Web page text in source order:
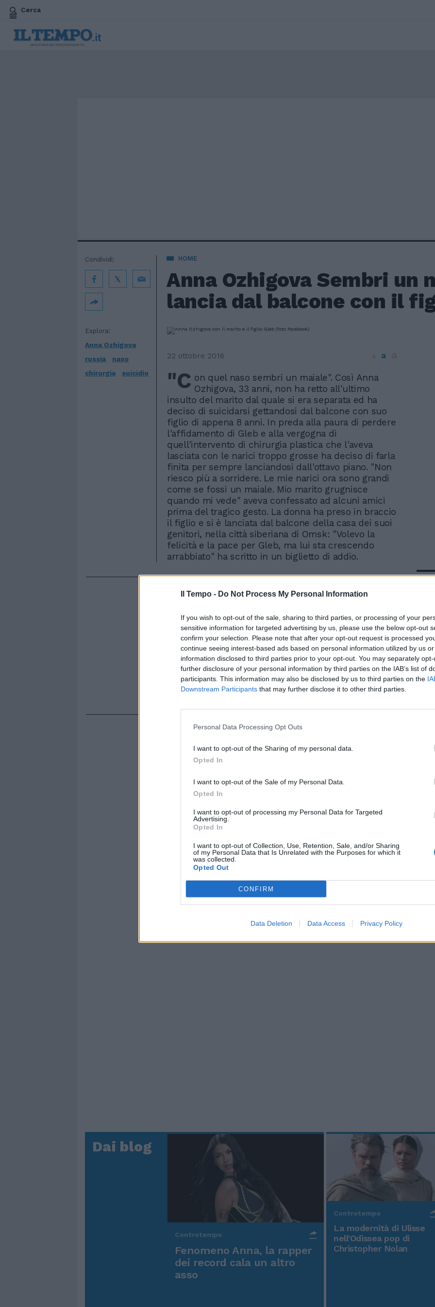
Il Tempo - Do Not Process My Personal Information
If you wish to opt-out of the sale, sharing to third parties, or processing of your
sensitive information for targeted advertising by us, please use the below opt-out
confirm your selection. Please note that after your opt-out request is processed
continue seeing interest-based ads based on personal information utilized by us
information disclosed to third parties prior to your opt-out. You may separately
further disclosure of your personal information by third parties on the IAB’s list of
participants. This information may also be disclosed by us to third parties on the
Downstream Participants that may further disclose it to other third parties.
Personal Data Processing Opt Outs
I want to opt-out of the Sharing of my personal data.
Opted In
I want to opt-out of the Sale of my Personal Data.
Opted In
I want to opt-out of processing my Personal Data for Targeted
Advertising.
Opted In
I want to opt-out of Collection, Use, Retention, Sale, and/or Sharing
of my Personal Data that Is Unrelated with the Purposes for which it
was collected.
Opted Out
CONFIRM
Data Deletion Data Access Privacy Policy
Cerca
HOME
Anna Ozhigova Sembri un
lancia dal balcone con il
Esplora:
Anna Ozhigova
russia
naso
chirurgia
suicidio
Condividi:
22 ottobre 2016 a
"C on quel naso sembri un maiale". Così Anna
Ozhigova, 33 anni, non ha retto all'ultimo
insulto del marito dal quale si era separata ed ha
deciso di suicidarsi gettandosi dal balcone con suo
figlio di appena 8 anni. In preda alla paura di perdere
l'affidamento di Gleb e alla vergogna di
quell'intervento di chirurgia plastica che l'aveva
lasciata con le narici troppo grosse ha deciso di farla
finita per sempre lanciandosi dall'ottavo piano. "Non
riesco più a sorridere. Le mie narici ora sono grandi
come se fossi un maiale. Mio marito grugnisce
quando mi vede" aveva confessato ad alcuni amici
prima del tragico gesto. La donna ha preso in braccio
il figlio e si è lanciata dal balcone della casa dei suoi
genitori, nella città siberiana di Omsk: "Volevo la
felicità e la pace per Gleb, ma lui sta crescendo
arrabbiato" ha scritto in un biglietto di addio.
In
Rudy Giuliani a Come States?
americana
Dai blog
Controtempo
Fenomeno Anna, la rapper
dei record cala un altro
asso
Controtempo
La modernità di Ulisse
nell'Odissea pop di
Christopher Nolan